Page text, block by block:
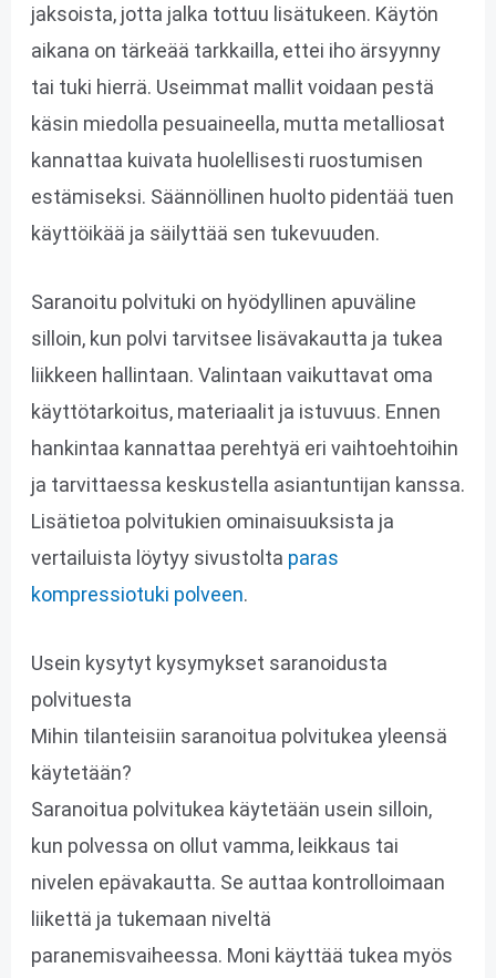
jaksoista, jotta jalka tottuu lisätukeen. Käytön
aikana on tärkeää tarkkailla, ettei iho ärsyynny
tai tuki hierrä. Useimmat mallit voidaan pestä
käsin miedolla pesuaineella, mutta metalliosat
kannattaa kuivata huolellisesti ruostumisen
estämiseksi. Säännöllinen huolto pidentää tuen
käyttöikää ja säilyttää sen tukevuuden.
Saranoitu polvituki on hyödyllinen apuväline
silloin, kun polvi tarvitsee lisävakautta ja tukea
liikkeen hallintaan. Valintaan vaikuttavat oma
käyttötarkoitus, materiaalit ja istuvuus. Ennen
hankintaa kannattaa perehtyä eri vaihtoehtoihin
ja tarvittaessa keskustella asiantuntijan kanssa.
Lisätietoa polvitukien ominaisuuksista ja
vertailuista löytyy sivustolta paras
kompressiotuki polveen.
Usein kysytyt kysymykset saranoidusta
polvituesta
Mihin tilanteisiin saranoitua polvitukea yleensä
käytetään?
Saranoitua polvitukea käytetään usein silloin,
kun polvessa on ollut vamma, leikkaus tai
nivelen epävakautta. Se auttaa kontrolloimaan
liikettä ja tukemaan niveltä
paranemisvaiheessa. Moni käyttää tukea myös